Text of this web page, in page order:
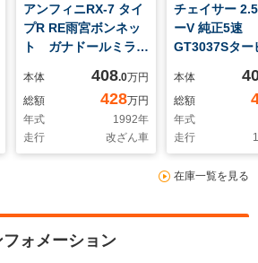
アンフィニRX-7 タイ
プR RE雨宮ボンネッ
ト ガナドールミラ
ロールケージ 社外マ
フラー 車高調
WedsAW
本体 408.0万円
総額
428万円
年式
1992年
走行
改ざん車
チェイサー
ーV 純正5速
GT3037Sタ
社外エアロ
ップ
ールケージ
ディ
本体
総額
年式
走行
在庫一覧を見る
ォメーション